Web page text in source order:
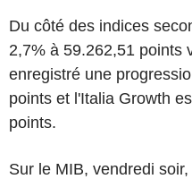
Du côté des indices
2,7% à 59.262,51 points
enregistré une
points et l'Italia Growth
points.
Sur le MIB, vendredi